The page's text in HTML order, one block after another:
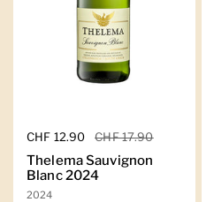
Regulärer Preis
CHF 12.90 Sale-Preis
CHF 17.90
Thelema Sauvignon
Blanc 2024
2024